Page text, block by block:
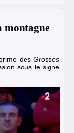
montagne
des Grosses
sous le signe